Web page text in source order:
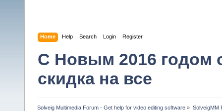
Home Help Search Login Register
C Новым 2016 годом
скидка на все
Solveig Multimedia Forum - Get help for video editing software » SolveigMM